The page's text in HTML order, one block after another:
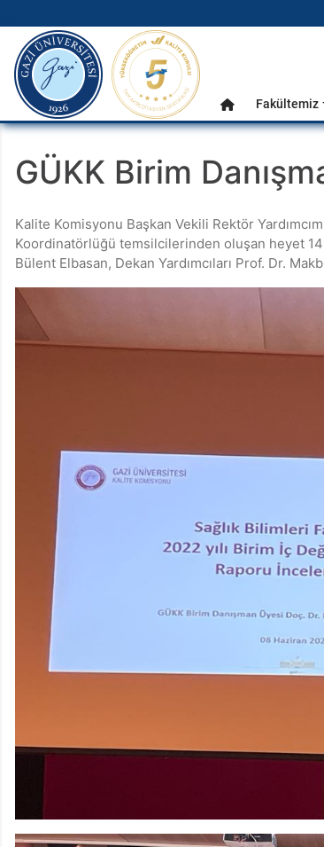
Ana Menü
gazi.edu.tr
Anasayfa
Fakültemiz
GÜKK Birim
Kalite Komisyonu Başkan Vekili Rektör
Koordinatörlüğü temsilcilerinden oluşan heyet
Bülent Elbasan, Dekan Yardımcıları Prof. Dr.